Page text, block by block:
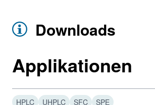
CAP™
(R,R ) P-
CAP™-
DP
acryloyl) (Poly-DPEDA)
Downloads
Applikationen
HPLC UHPLC SFC SPE